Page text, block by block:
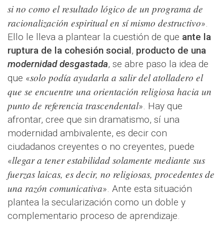
si no como el resultado lógico de un programa de
racionalización espiritual en sí mismo destructivo».
Ello le lleva a plantear la cuestión de que ante la
ruptura de la cohesión social, producto de una
modernidad desgastada, se abre paso la idea de
que «solo podía ayudarla a salir del atolladero el
que se encuentre una orientación religiosa hacia un
punto de referencia trascendental». Hay que
afrontar, cree que sin dramatismo, sí una
modernidad ambivalente, es decir con
ciudadanos creyentes o no creyentes, puede
«llegar a tener estabilidad solamente mediante sus
fuerzas laicas, es decir, no religiosas, procedentes de
una razón comunicativa». Ante esta situación
plantea la secularización como un doble y
complementario proceso de aprendizaje.